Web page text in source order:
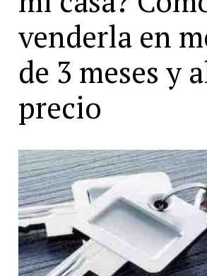
Número de habitaciones
Número de habitaciones
Número de baños
Número de baños
venderla en
de 3 meses y
precio